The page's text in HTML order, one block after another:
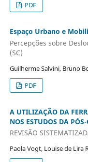
PDF
Espaço Urbano e
Percepções sobre
(SC)
Guilherme Salvini, Bruno
PDF
A UTILIZAÇÃO DA
NOS ESTUDOS DA
REVISÃO
Paola Vogt, Louise de Lira